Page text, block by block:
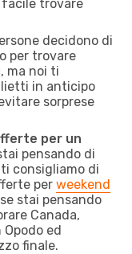
trovare
decidono di
per trovare
ma noi ti
in anticipo
sorprese
per un
pensando di
consigliamo di
per weekend
stai pensando
Canada,
ed
finale.